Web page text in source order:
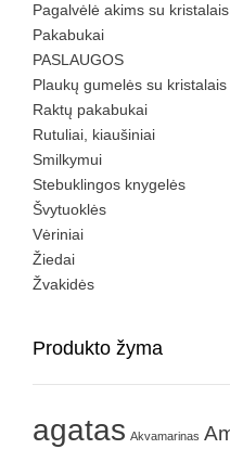
Pagalvėlė akims su kristalais
Pakabukai
PASLAUGOS
Plaukų gumelės su kristalais
Raktų pakabukai
Rutuliai, kiaušiniai
Smilkymui
Stebuklingos knygelės
Švytuoklės
Vėriniai
Žiedai
Žvakidės
Produkto žyma
agatas Akvamarinas